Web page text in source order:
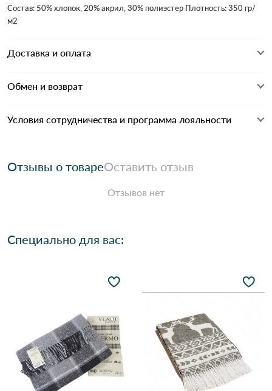
Состав: 50% хлопок, 20% акрил, 30% полиэстер Плотность: 350 гр/
м2
Доставка и оплата
Обмен и возврат
Условия сотрудничества и программа лояльности
Отзывы о товареОставить отзыв
Отзывов нет
Специально для вас: